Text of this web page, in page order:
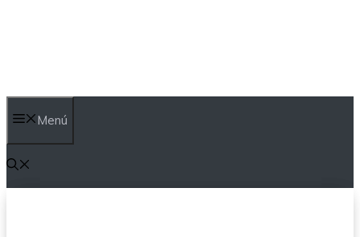
Menú